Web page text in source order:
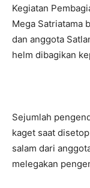
Kegiatan
Mega Satriatama
dan anggota
helm dibagikan
Sejumlah
kaget saat
salam dari
melegakan